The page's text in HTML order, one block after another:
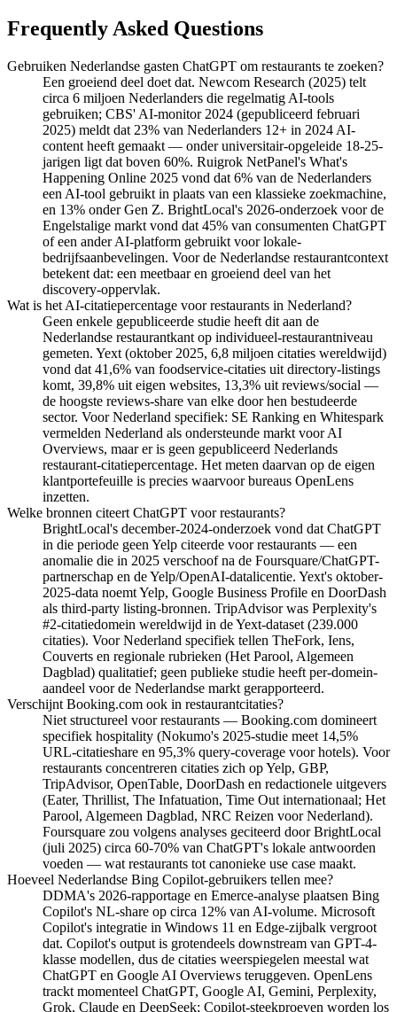
Frequently Asked Questions
Gebruiken Nederlandse gasten ChatGPT om restaurants te zoeken?
Een groeiend deel doet dat. Newcom Research (2025) telt
circa 6 miljoen Nederlanders die regelmatig AI-tools
gebruiken; CBS' AI-monitor 2024 (gepubliceerd februari
2025) meldt dat 23% van Nederlanders 12+ in 2024 AI-
content heeft gemaakt — onder universitair-opgeleide 18-25-
jarigen ligt dat boven 60%. Ruigrok NetPanel's What's
Happening Online 2025 vond dat 6% van de Nederlanders
een AI-tool gebruikt in plaats van een klassieke zoekmachine,
en 13% onder Gen Z. BrightLocal's 2026-onderzoek voor de
Engelstalige markt vond dat 45% van consumenten ChatGPT
of een ander AI-platform gebruikt voor lokale-
bedrijfsaanbevelingen. Voor de Nederlandse restaurantcontext
betekent dat: een meetbaar en groeiend deel van het
discovery-oppervlak.
Wat is het AI-citatiepercentage voor restaurants in Nederland?
Geen enkele gepubliceerde studie heeft dit aan de
Nederlandse restaurantkant op individueel-restaurantniveau
gemeten. Yext (oktober 2025, 6,8 miljoen citaties wereldwijd)
vond dat 41,6% van foodservice-citaties uit directory-listings
komt, 39,8% uit eigen websites, 13,3% uit reviews/social —
de hoogste reviews-share van elke door hen bestudeerde
sector. Voor Nederland specifiek: SE Ranking en Whitespark
vermelden Nederland als ondersteunde markt voor AI
Overviews, maar er is geen gepubliceerd Nederlands
restaurant-citatiepercentage. Het meten daarvan op de eigen
klantportefeuille is precies waarvoor bureaus OpenLens
inzetten.
Welke bronnen citeert ChatGPT voor restaurants?
BrightLocal's december-2024-onderzoek vond dat ChatGPT
in die periode geen Yelp citeerde voor restaurants — een
anomalie die in 2025 verschoof na de Foursquare/ChatGPT-
partnerschap en de Yelp/OpenAI-datalicentie. Yext's oktober-
2025-data noemt Yelp, Google Business Profile en DoorDash
als third-party listing-bronnen. TripAdvisor was Perplexity's
#2-citatiedomein wereldwijd in de Yext-dataset (239.000
citaties). Voor Nederland specifiek tellen TheFork, Iens,
Couverts en regionale rubrieken (Het Parool, Algemeen
Dagblad) qualitatief; geen publieke studie heeft per-domein-
aandeel voor de Nederlandse markt gerapporteerd.
Verschijnt Booking.com ook in restaurantcitaties?
Niet structureel voor restaurants — Booking.com domineert
specifiek hospitality (Nokumo's 2025-studie meet 14,5%
URL-citatieshare en 95,3% query-coverage voor hotels). Voor
restaurants concentreren citaties zich op Yelp, GBP,
TripAdvisor, OpenTable, DoorDash en redactionele uitgevers
(Eater, Thrillist, The Infatuation, Time Out internationaal; Het
Parool, Algemeen Dagblad, NRC Reizen voor Nederland).
Foursquare zou volgens analyses geciteerd door BrightLocal
(juli 2025) circa 60-70% van ChatGPT's lokale antwoorden
voeden — wat restaurants tot canonieke use case maakt.
Hoeveel Nederlandse Bing Copilot-gebruikers tellen mee?
DDMA's 2026-rapportage en Emerce-analyse plaatsen Bing
Copilot's NL-share op circa 12% van AI-volume. Microsoft
Copilot's integratie in Windows 11 en Edge-zijbalk vergroot
dat. Copilot's output is grotendeels downstream van GPT-4-
klasse modellen, dus de citaties weerspiegelen meestal wat
ChatGPT en Google AI Overviews teruggeven. OpenLens
trackt momenteel ChatGPT, Google AI, Gemini, Perplexity,
Grok, Claude en DeepSeek; Copilot-steekproeven worden los